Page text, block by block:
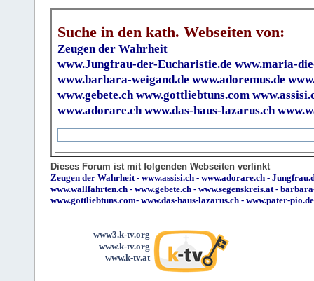
Suche in den kath. Webseiten von:
Zeugen der Wahrheit
www.Jungfrau-der-Eucharistie.de www.maria-
www.barbara-weigand.de www.adoremus.de
www.gebete.ch www.gottliebtuns.com
www.adorare.ch www.das-haus-lazarus.ch
Dieses Forum ist mit folgenden Webseiten verlinkt
Zeugen der Wahrheit- www.assisi.ch - www.adorare.ch -
www.wallfahrten.ch - www.gebete.ch - www.segenskreis.at-
www.gottliebtuns.com- www.das-haus-lazarus.ch - www.pater-pio.de
www3.k-tv.org
www.k-tv.org
www.k-tv.at